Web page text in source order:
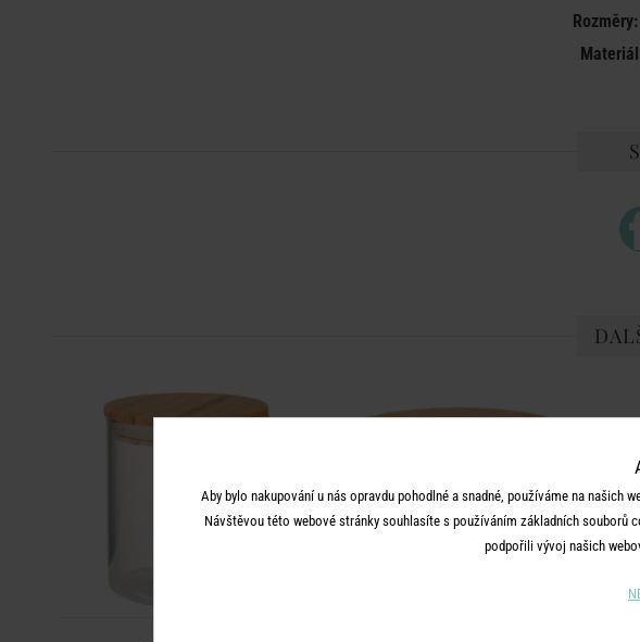
Rozměry:
Aby bylo nakupování u nás opravdu pohodlné a snadné, používáme na
Návštěvou této webové stránky souhlasíte s používáním základních
podpořili vývoj našich